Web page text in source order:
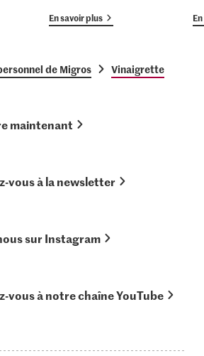
En savoir plus
de Migros Vinaigrette
maintenant
vous à la newsletter
sur Instagram
vous à notre chaîne YouTube